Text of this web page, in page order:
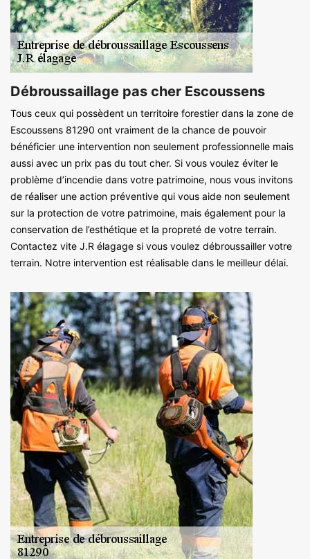
Débroussaillage pas cher Escoussens
Tous ceux qui possèdent un territoire forestier dans la zone de
Escoussens 81290 ont vraiment de la chance de pouvoir
bénéficier une intervention non seulement professionnelle mais
aussi avec un prix pas du tout cher. Si vous voulez éviter le
problème d’incendie dans votre patrimoine, nous vous invitons
de réaliser une action préventive qui vous aide non seulement
sur la protection de votre patrimoine, mais également pour la
conservation de l’esthétique et la propreté de votre terrain.
Contactez vite J.R élagage si vous voulez débroussailler votre
terrain. Notre intervention est réalisable dans le meilleur délai.